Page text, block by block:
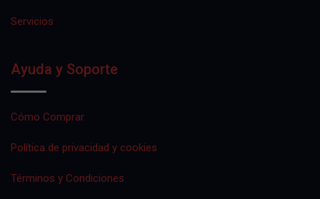
Servicios
Ayuda y Soporte
Cómo Comprar
Política de privacidad y cookies
Términos y Condiciones